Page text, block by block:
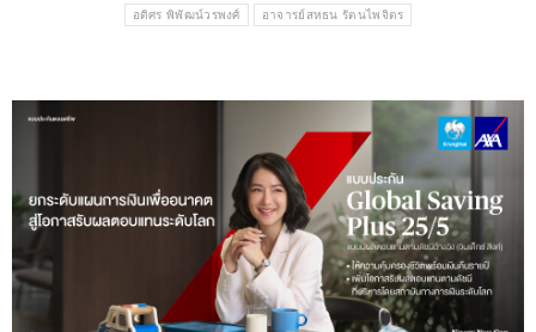
อดิศร พิพัฒน์วรพงศ์ อาจารย์สหธน รัตนไพจิตร